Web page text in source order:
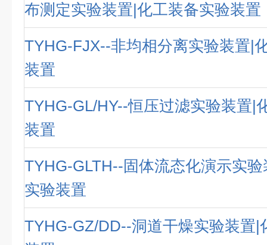
布测定实验装置|化工装备实验装置
TYHG-FJX--非均相分离实验装置|
装置
TYHG-GL/HY--恒压过滤实验装置|
装置
TYHG-GLTH--固体流态化演示实
实验装置
TYHG-GZ/DD--洞道干燥实验装置|